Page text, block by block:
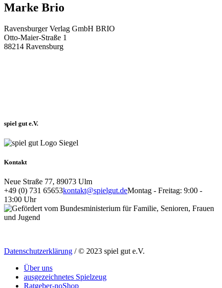
Marke Brio
Ravensburger Verlag GmbH BRIO
Otto-Maier-Straße 1
88214 Ravensburg
spiel gut e.V.
Kontakt
Neue Straße 77, 89073 Ulm
+49 (0) 731 65653kontakt@spielgut.deMontag - Freitag: 9:00 -
13:00 Uhr
Datenschutzerklärung / © 2023 spiel gut e.V.
Über uns
ausgezeichnetes Spielzeug
Ratgeber-noShop